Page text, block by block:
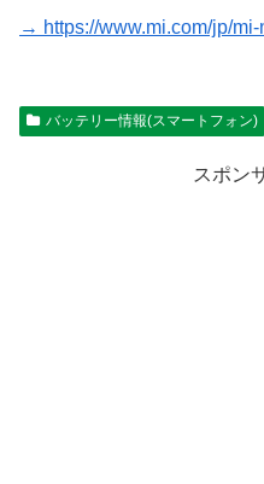
→ https://www.mi.com/jp/mi-
バッテリー情報(スマートフォン)
スポン